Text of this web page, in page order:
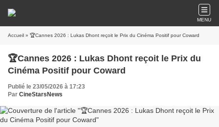
MENU
Accueil » 🏆Cannes 2026 : Lukas Dhont reçoit le Prix du Cinéma Positif pour Coward
🏆Cannes 2026 : Lukas Dhont reçoit le Prix du
Cinéma Positif pour Coward
Publié le 23/05/2026 à 17:23
Par CineStarsNews